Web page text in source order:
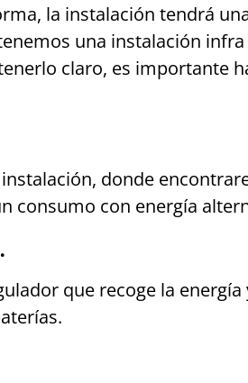
la instalación tendrá
una instalación
claro, es importante
instalación, donde
consumo con energía
que recoge la